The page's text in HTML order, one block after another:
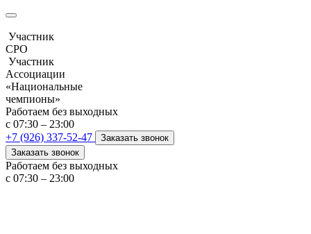
Участник
СРО
Участник
Ассоциации
«Национальные
чемпионы»
Работаем без выходных
с 07:30 – 23:00
+7 (926) 337-52-47
Заказать звонок
Заказать звонок
Работаем без выходных
с 07:30 – 23:00